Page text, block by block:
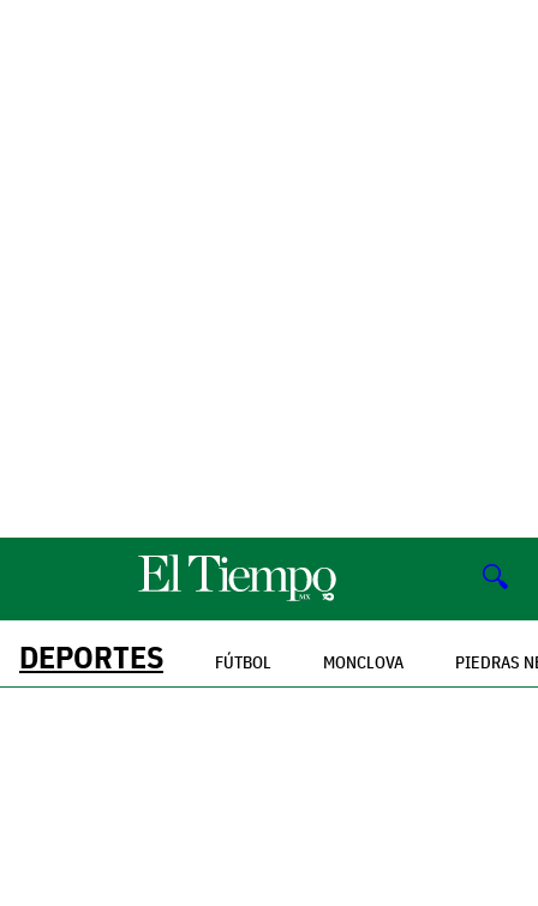
🔍
DEPORTES FÚTBOL MONCLOVA PIEDRAS